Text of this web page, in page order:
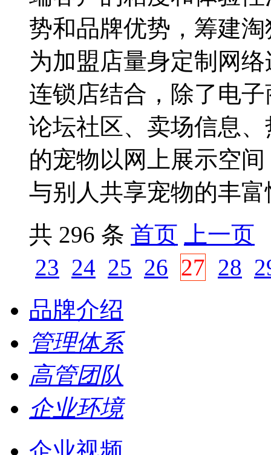
势和品牌优势，筹建
为加盟店量身定制网
连锁店结合，除了电
论坛社区、卖场信息
的宠物以网上展示空
与别人共享宠物的丰
共 296 条 首页
上一页
23 24 25 26 27 28
品牌介绍
管理体系
高管团队
企业环境